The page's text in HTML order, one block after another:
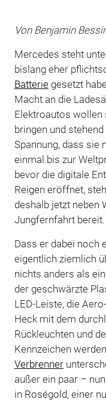
Von Benjamin
Mercedes steht
bislang eher
Batteriegesetzt
Macht an die
Elektroautos wollen
bringen und
Spannung, dass sie
einmal bis zur
bevor die digitale
Reigen eröffnet,
deshalb jetzt neben
Jungfernfahrt bereit.
Dass er dabei noch
eigentlich ziemlich
nichts anders als
der geschwärzte
LED-Leiste, die
Heck mit dem
Rückleuchten und
Kennzeichen
Verbrenner
außer ein paar –
in Roségold, einer